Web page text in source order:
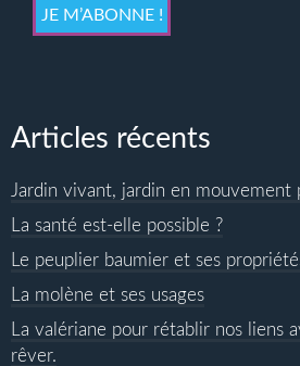
Articles récents
Jardin vivant, jardin en mouvement
La santé est-elle possible ?
Le peuplier baumier et ses
La molène et ses usages
La valériane pour rétablir nos liens
rêver.